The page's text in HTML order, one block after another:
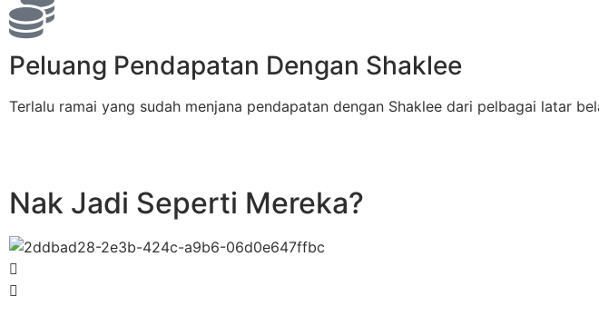
Peluang Pendapatan Dengan Shaklee
Terlalu ramai yang sudah menjana pendapatan dengan Shaklee dari pelbagai latar
Nak Jadi Seperti Mereka?